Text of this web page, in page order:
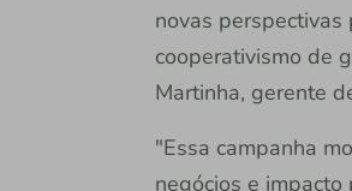
novas perspectivas
cooperativismo de
Martinha, gerente
"Essa campanha
negócios e